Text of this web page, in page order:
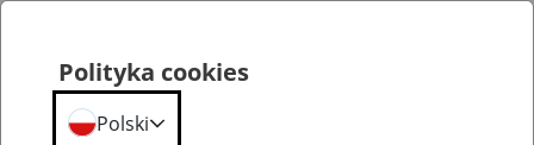
Polityka cookies
Polski